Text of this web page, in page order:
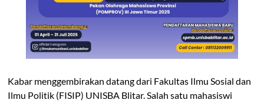
Kabar menggembirakan datang dari Fakultas Ilmu Sosial dan
Ilmu Politik (FISIP) UNISBA Blitar. Salah satu mahasiswi